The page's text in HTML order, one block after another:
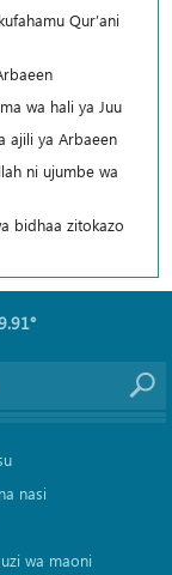
Qur’ani
wa hali ya Juu
ajili ya Arbaeen
ni ujumbe wa
bidhaa zitokazo
nasi
wa maoni